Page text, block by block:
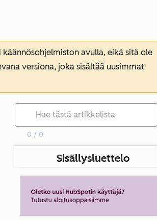
avulla, eikä sitä ole
versiona, joka sisältää uusimmat
0 / 0
Sisällysluettelo